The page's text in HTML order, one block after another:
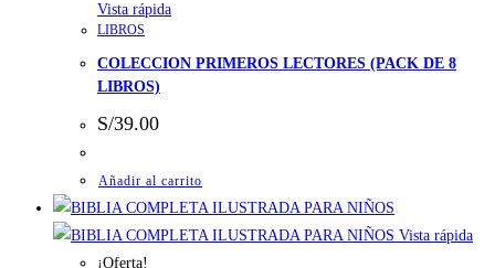
Vista rápida
LIBROS
COLECCION PRIMEROS LECTORES (PACK DE 8
LIBROS)
S/39.00
Añadir al carrito
Vista rápida
¡Oferta!